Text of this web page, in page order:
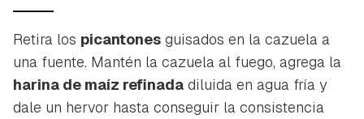
Retira los picantones guisados en la cazuela a
una fuente. Mantén la cazuela al fuego, agrega la
harina de maíz refinada diluida en agua fría y
dale un hervor hasta conseguir la consistencia